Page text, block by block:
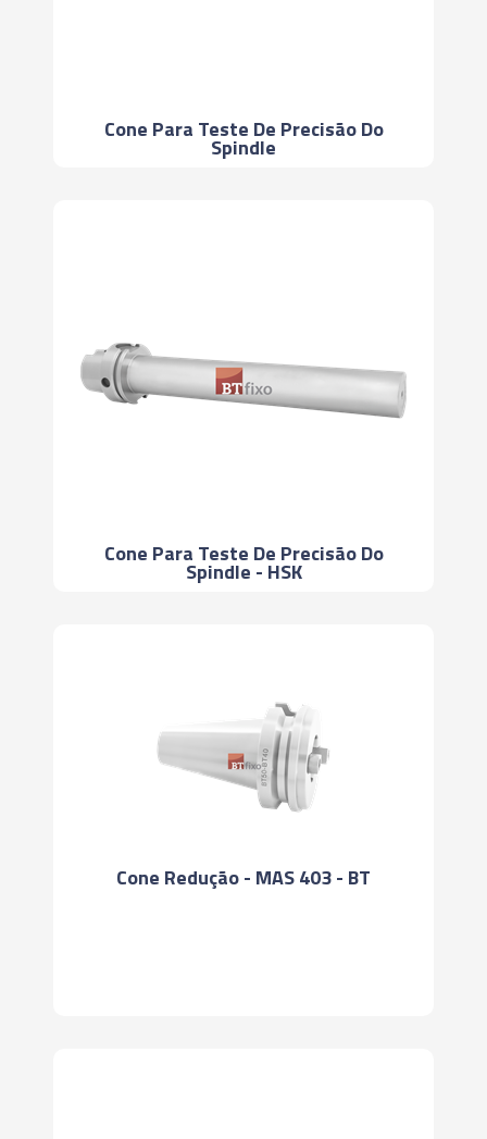
Cone Para Teste De Precisão Do
Spindle
Cone Para Teste De Precisão Do
Spindle - HSK
Cone Redução - MAS 403 - BT